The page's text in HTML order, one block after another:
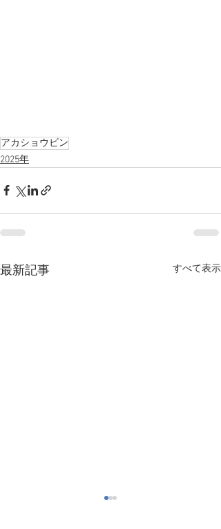
アカショウビン
2025年
最新記事 すべて表示